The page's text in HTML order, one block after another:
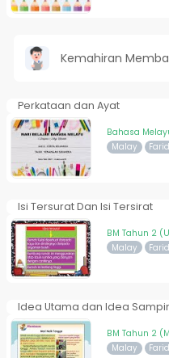
Kemahiran
Perkataan dan Ayat
Bahasa
Malay
Isi Tersurat Dan Isi Tersirat
BM Tahun 2
Malay
Idea Utama dan Idea
BM Tahun 2
Malay